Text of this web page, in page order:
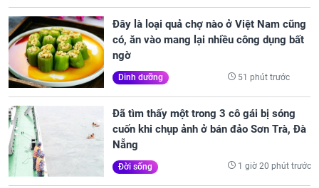
Đây là loại quả chợ nào ở Việt Nam cũng
có, ăn vào mang lại nhiều công dụng bất
ngờ
Dinh dưỡng 51 phút trước
Đã tìm thấy một trong 3 cô gái bị sóng
cuốn khi chụp ảnh ở bán đảo Sơn Trà, Đà
Nẵng
Đời sống 1 giờ 20 phút trước